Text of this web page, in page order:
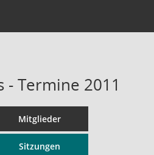
- Termine 2011
Mitglieder
Sitzungen